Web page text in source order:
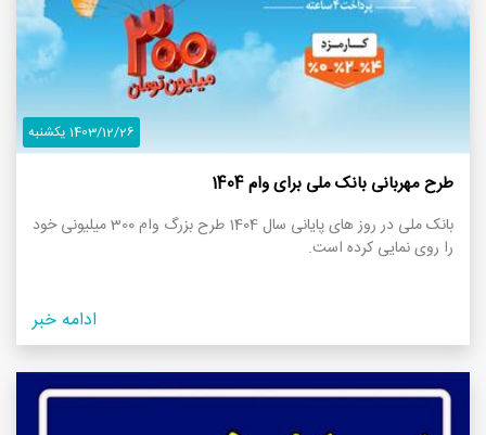
1403/12/26 یکشنبه
طرح مهربانی بانک ملی برای وام 1404
بانک ملی در روز های پایانی سال 1404 طرح بزرگ وام 300 میلیونی خود
را روی نمایی کرده است.
ادامه خبر